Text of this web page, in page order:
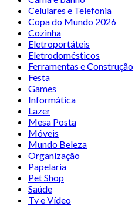
Celulares e Telefonia
Copa do Mundo 2026
Cozinha
Eletroportáteis
Eletrodomésticos
Ferramentas e Construção
Festa
Games
Informática
Lazer
Mesa Posta
Móveis
Mundo Beleza
Organização
Papelaria
Pet Shop
Saúde
Tv e Vídeo